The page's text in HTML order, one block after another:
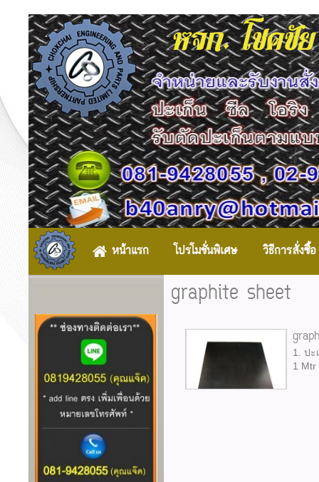
หจก. โชคชั
หน้าแรก โปรโมชั่นพิเศษ วิธีการสั่งซื้อ
graphite sheet
1. ปะ
1 Mtr